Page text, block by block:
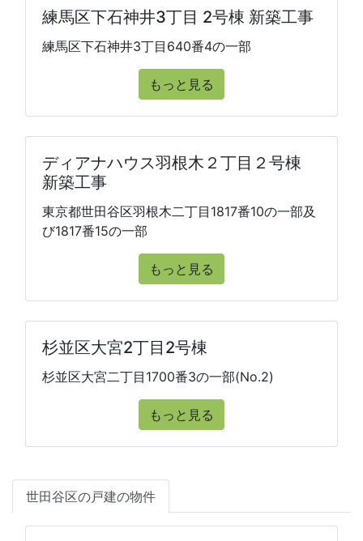
練馬区下石神井3丁目 2号棟 新築工事
練馬区下石神井3丁目640番4の一部
もっと見る
ディアナハウス羽根木２丁目２号棟
新築工事
東京都世田谷区羽根木二丁目1817番10の一部及
び1817番15の一部
もっと見る
杉並区大宮2丁目2号棟
杉並区大宮二丁目1700番3の一部(No.2)
もっと見る
世田谷区の戸建の物件